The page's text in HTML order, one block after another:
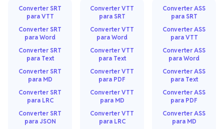
Converter SRT
para VTT
Converter SRT
para Word
Converter SRT
para Text
Converter SRT
para MD
Converter SRT
para LRC
Converter SRT
para JSON
Converter VTT
para SRT
Converter VTT
para Word
Converter VTT
para Text
Converter VTT
para PDF
Converter VTT
para MD
Converter VTT
para LRC
Converter ASS
para SRT
Converter ASS
para VTT
Converter ASS
para Word
Converter ASS
para Text
Converter ASS
para PDF
Converter ASS
para MD